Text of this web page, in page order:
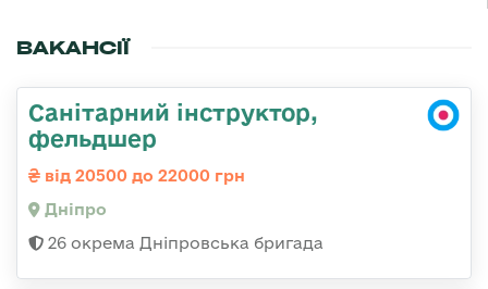
ВАКАНСІЇ
Санітарний інструктор,
фельдшер
від 20500 до 22000 грн
Дніпро
26 окрема Дніпровська бригада